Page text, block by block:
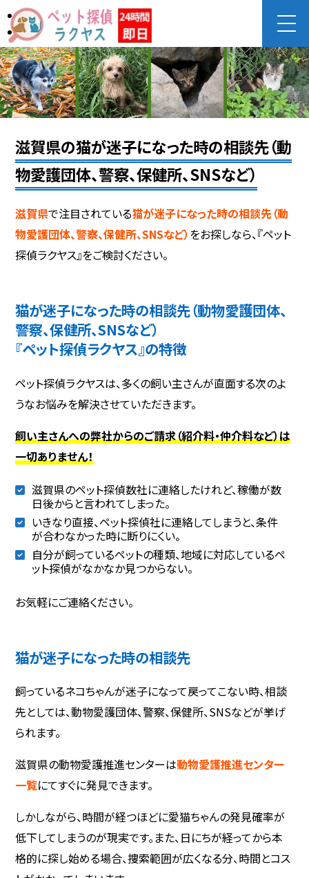
滋賀県の猫が迷子になった時の相談先（動
物愛護団体、警察、保健所、SNSなど）
滋賀県で注目されている猫が迷子になった時の相談先（動
物愛護団体、警察、保健所、SNSなど） をお探しなら、『ペット
探偵ラクヤス』をご検討ください。
猫が迷子になった時の相談先（動物愛護団体、
警察、保健所、SNSなど）
『ペット探偵ラクヤス』の特徴
ペット探偵ラクヤスは、多くの飼い主さんが直面する次のよ
うなお悩みを解決させていただきます。
飼い主さんへの弊社からのご請求（紹介料・仲介料など）は
一切ありません！
滋賀県のペット探偵数社に連絡したけれど、稼働が数
日後からと言われてしまった。
いきなり直接、ペット探偵社に連絡してしまうと、条件
が合わなかった時に断りにくい。
自分が飼っているペットの種類、地域に対応しているペ
ット探偵がなかなか見つからない。
お気軽にご連絡ください。
猫が迷子になった時の相談先
飼っているネコちゃんが迷子になって戻ってこない時、相談
先としては、動物愛護団体、警察、保健所、SNSなどが挙げ
られます。
滋賀県の動物愛護推進センターは動物愛護推進センター
一覧にてすぐに発見できます。
しかしながら、時間が経つほどに愛猫ちゃんの発見確率が
低下してしまうのが現実です。また、日にちが経ってから本
格的に探し始める場合、捜索範囲が広くなる分、時間とコス